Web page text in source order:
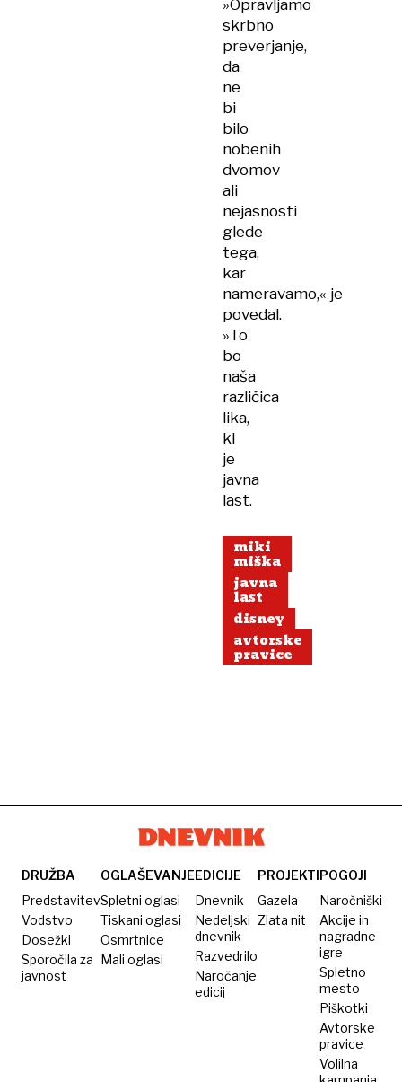
»Opravljamo
skrbno
preverjanje,
da
ne
bi
bilo
nobenih
dvomov
ali
nejasnosti
glede
tega,
kar
nameravamo,« je
povedal.
»To
bo
naša
različica
lika,
ki
je
javna
last.
miki
miška
javna
last
disney
avtorske
pravice
DRUŽBA
Predstavitev
Vodstvo
Dosežki
Sporočila za
javnost
OGLAŠEVANJE
Spletni oglasi
Tiskani oglasi
Osmrtnice
Mali oglasi
EDICIJE
Dnevnik
Nedeljski
dnevnik
Razvedrilo
Naročanje
edicij
PROJEKTI
Gazela
Zlata nit
POGOJI
Naročniški
Akcije in
nagradne
igre
Spletno
mesto
Piškotki
Avtorske
pravice
Volilna